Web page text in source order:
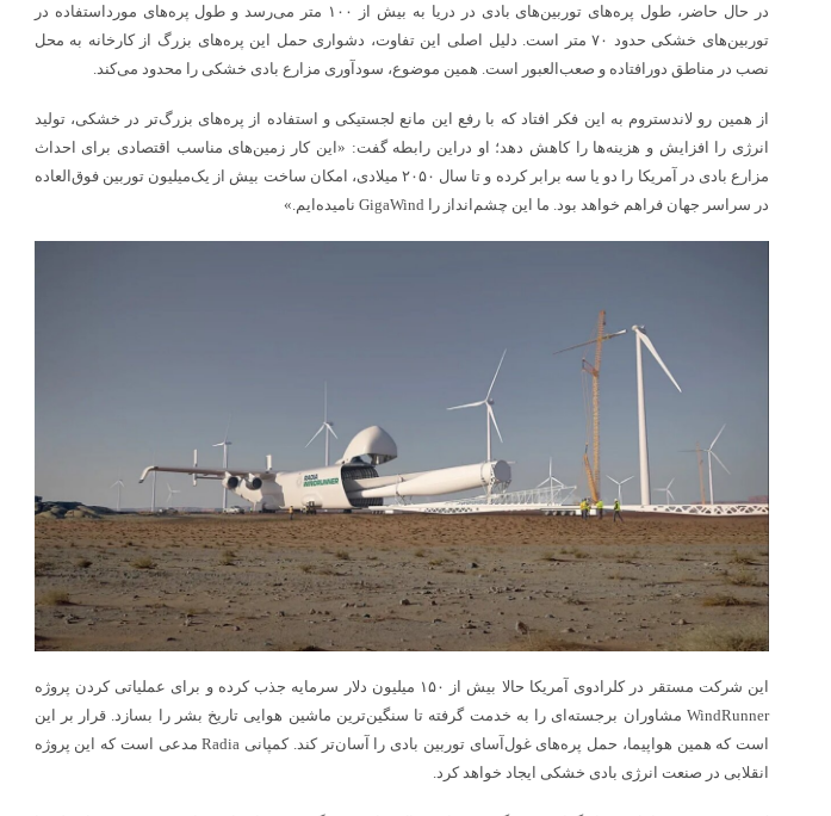
در حال حاضر، طول پره‌های توربین‌های بادی در دریا به بیش از ۱۰۰ متر می‌رسد و طول پره‌های مورداستفاده در
توربین‌های خشکی حدود ۷۰ متر است. دلیل اصلی این تفاوت، دشواری حمل این پره‌های بزرگ از کارخانه به محل
نصب در مناطق دورافتاده و صعب‌العبور ‌است. همین موضوع، سودآوری مزارع بادی خشکی را محدود می‌کند.
از همین رو لاندستروم به این فکر افتاد که با رفع این مانع لجستیکی و استفاده از پره‌های بزرگ‌تر در خشکی، تولید
انرژی را افزایش و هزینه‌ها را کاهش دهد؛ او دراین رابطه گفت: «این کار زمین‌های مناسب اقتصادی برای احداث
مزارع بادی در آمریکا را دو یا سه برابر کرده و تا سال ۲۰۵۰ میلادی، امکان ساخت بیش از یک‌میلیون توربین فوق‌العاده
در سراسر جهان فراهم خواهد بود. ما این چشم‌انداز را GigaWind نامیده‌ایم.»
این شرکت مستقر در کلرادوی آمریکا حالا بیش از ۱۵۰ میلیون دلار سرمایه جذب کرده و برای عملیاتی کردن پروژه
WindRunner مشاوران برجسته‌ای را به خدمت گرفته تا سنگین‌ترین ماشین هوایی تاریخ بشر را بسازد. قرار بر این
است که همین هواپیما، حمل پره‌های غول‌آسای توربین بادی را آسان‌تر کند. کمپانی Radia مدعی است که این پروژه
انقلابی در صنعت انرژی بادی خشکی ایجاد خواهد کرد.